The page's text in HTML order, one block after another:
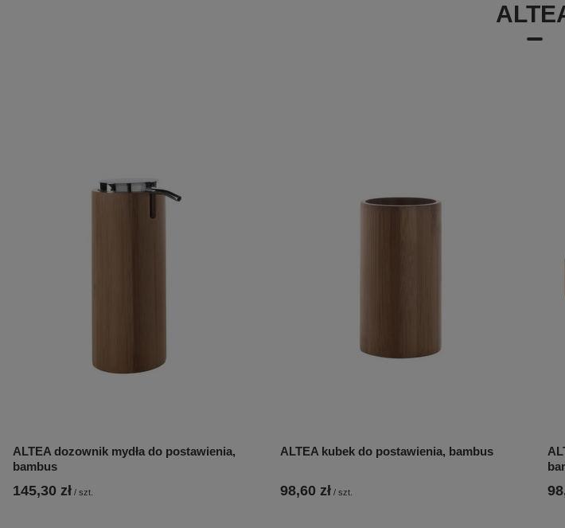
ALTEA dozownik mydła do postawienia,
bambus
145,30 zł / szt.
ALTEA kubek do postawienia, bambus
98,60 zł / szt.